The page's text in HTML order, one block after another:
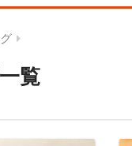
覧